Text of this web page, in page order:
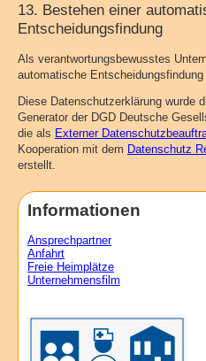
13. Bestehen einer
Entscheidungsfindung
Als verantwortungsbewusstes
automatische
Diese Datenschutzerklärung wurde
Generator der DGD Deutsche
die als Externer
Kooperation mit dem Datenschutz
erstellt.
Informationen
Ansprechpartner
Anfahrt
Freie Heimplätze
Unternehmensfilm